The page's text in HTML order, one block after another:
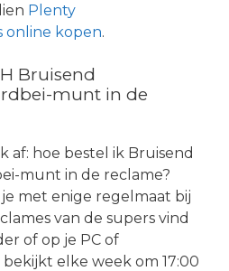
Plenty
online kopen.
Bruisend
munt in de
af: hoe bestel ik Bruisend
munt in de reclame?
je met enige regelmaat bij
van de supers vind
of op je PC of
elke week om 17:00